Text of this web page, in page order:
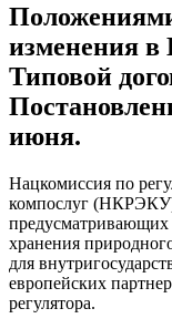
изменения в
Типовой
июня.
Нацкомиссия по
компослуг
предусматривающих
хранения
для
европейских
регулятора.